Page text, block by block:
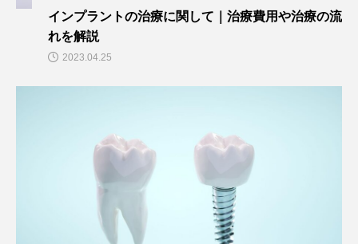
インプラントの治療に関して｜治療費用や治療の流
れを解説
2023.04.25